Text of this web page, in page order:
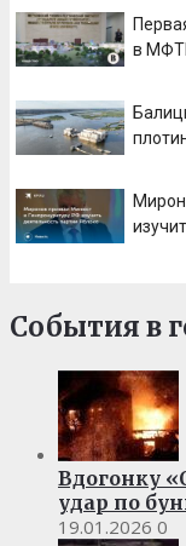
в
События в
Вдогонку
удар по
19.01.2026 0